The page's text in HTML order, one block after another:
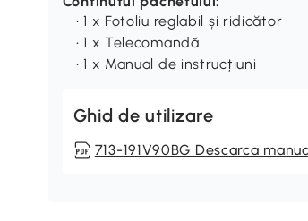
• 1 x Fotoliu reglabil și ridicător
• 1 x Telecomandă
• 1 x Manual de instrucțiuni
Ghid de utilizare
713-191V90BG Descarca